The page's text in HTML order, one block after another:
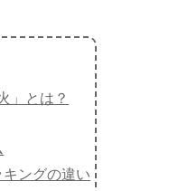
」とは？
ングの違い